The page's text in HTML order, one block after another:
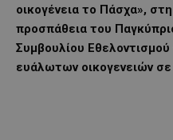
οικογένεια το Πάσχα»,
προσπάθεια του
Συμβουλίου Εθελοντισμού
ευάλωτων οικογενειών